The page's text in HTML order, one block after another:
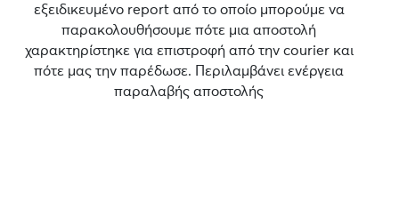
εξειδικευμένο report από το οποίο μπορούμε να
παρακολουθήσουμε πότε μια αποστολή
χαρακτηρίστηκε για επιστροφή από την courier και
πότε μας την παρέδωσε. Περιλαμβάνει ενέργεια
παραλαβής αποστολής